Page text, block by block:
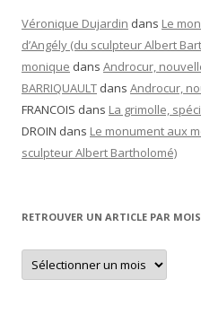
Véronique Dujardin dans Le
d’Angély (du sculpteur Albert
monique dans Androcur,
BARRIQUAULT dans Androcur,
FRANCOIS dans La grimolle,
DROIN dans Le monument aux
sculpteur Albert Bartholomé)
RETROUVER UN ARTICLE PAR MOIS
Retrouver
un
article